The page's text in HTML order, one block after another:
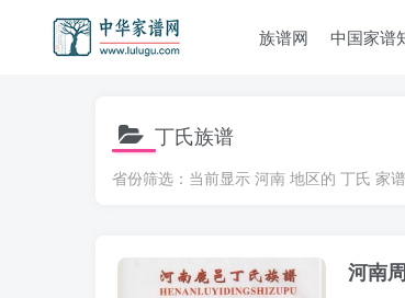
族谱网 中国家谱
丁氏族谱
省份筛选：当前显示 河南 地区的 丁氏 家谱
河南